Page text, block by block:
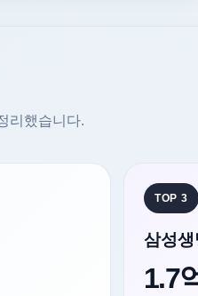
리했습니다.
TOP 3
삼성생
1.7